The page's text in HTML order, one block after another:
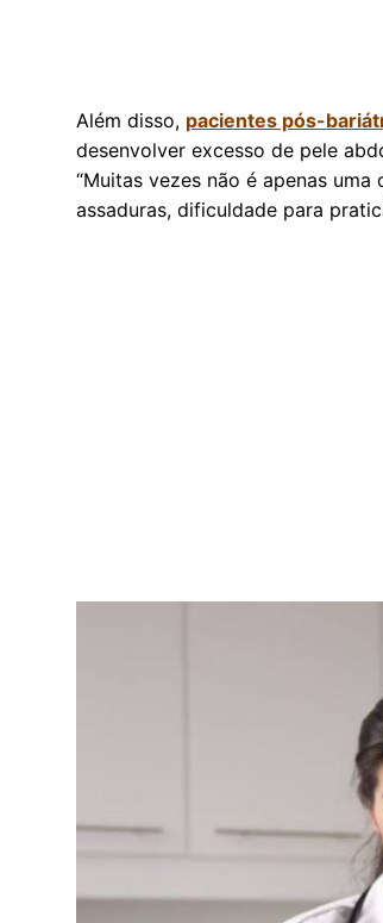
Além disso, pacientes pós-
desenvolver excesso de pele
“Muitas vezes não é apenas
assaduras, dificuldade para